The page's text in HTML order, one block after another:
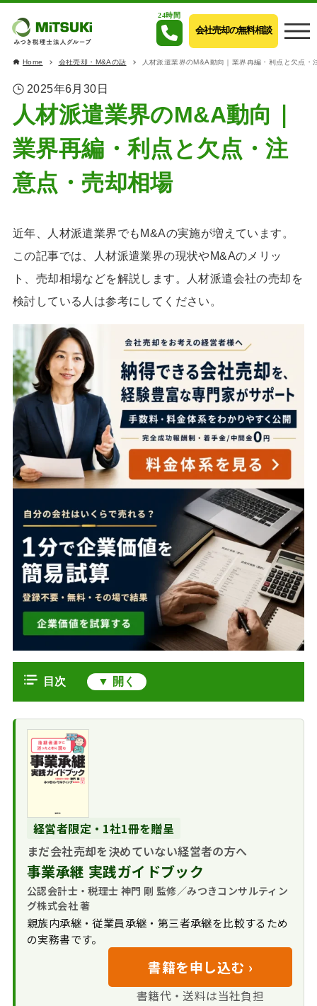
24時間
会社売却の無料相談
Home 会社売却・M&Aの話 人材派遣業界のM&A動向｜業界再編・利点と欠点・
2025年6月30日
人材派遣業界のM&A動向｜
業界再編・利点と欠点・注
意点・売却相場
近年、人材派遣業界でもM&Aの実施が増えています。
この記事では、人材派遣業界の現状やM&Aのメリッ
ト、売却相場などを解説します。人材派遣会社の売却を
検討している人は参考にしてください。
目次
人材派遣業界のM&A動向
編が進む
異業種の会社に対
人材派遣業界のM&Aのメリット・デ
メリット
人材派遣会社の買
収メリット
人材派遣会社が
M&Aを実施する際の注
譲渡価格の算出手
人材派遣会社を高
額で売却するポイント
人材派遣会社のM&A事例
よくあるご質問｜人材派遣業のM&A
に関するFAQ
人材派遣業界M&Aのまとめ
経営者限定・1社1冊を贈呈
まだ会社売却を決めていない経営者の方へ
事業承継 実践ガイドブック
公認会計士・税理士 神門 剛 監修／みつきコンサルティン
グ株式会社 著
親族内承継・従業員承継・第三者承継を比較するため
の実務書です。
書籍を申し込む ›
書籍代・送料は当社負担